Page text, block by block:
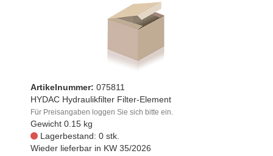
Artikelnummer: 075811
HYDAC Hydraulikfilter Filter-Element
Für Preisangaben loggen Sie sich bitte ein.
Gewicht 0.15 kg
Lagerbestand: 0 stk.
Wieder lieferbar in KW 35/2026